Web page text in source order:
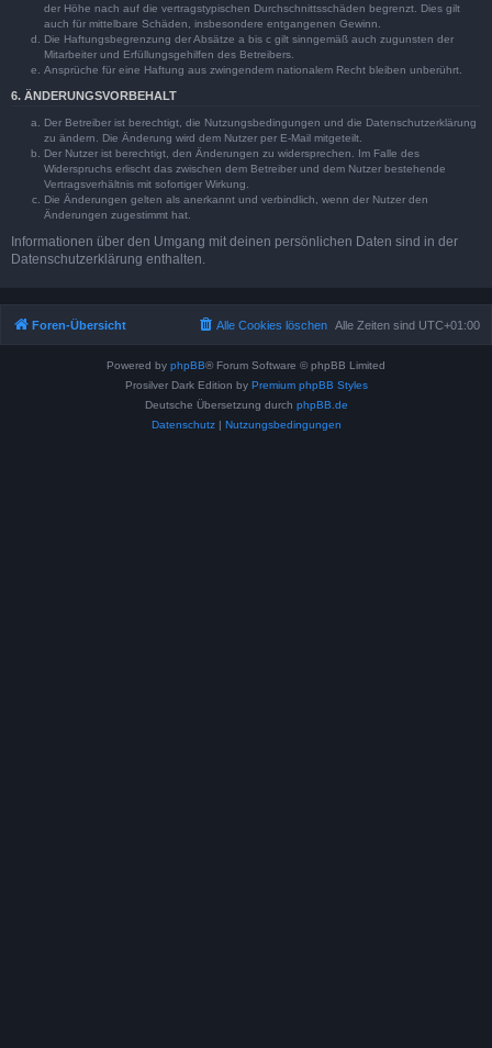
der Höhe nach auf die vertragstypischen Durchschnittsschäden begrenzt. Dies gilt
auch für mittelbare Schäden, insbesondere entgangenen Gewinn.
Die Haftungsbegrenzung der Absätze a bis c gilt sinngemäß auch zugunsten der
Mitarbeiter und Erfüllungsgehilfen des Betreibers.
Ansprüche für eine Haftung aus zwingendem nationalem Recht bleiben unberührt.
6. ÄNDERUNGSVORBEHALT
Der Betreiber ist berechtigt, die Nutzungsbedingungen und die Datenschutzerklärung
zu ändern. Die Änderung wird dem Nutzer per E-Mail mitgeteilt.
Der Nutzer ist berechtigt, den Änderungen zu widersprechen. Im Falle des
Widerspruchs erlischt das zwischen dem Betreiber und dem Nutzer bestehende
Vertragsverhältnis mit sofortiger Wirkung.
Die Änderungen gelten als anerkannt und verbindlich, wenn der Nutzer den
Änderungen zugestimmt hat.
Informationen über den Umgang mit deinen persönlichen Daten sind in der
Datenschutzerklärung enthalten.
Foren-Übersicht Alle Zeiten sind UTC+01:00
Alle Cookies löschen
Powered by phpBB® Forum Software © phpBB Limited
Prosilver Dark Edition by Premium phpBB Styles
Deutsche Übersetzung durch phpBB.de
Datenschutz| Nutzungsbedingungen